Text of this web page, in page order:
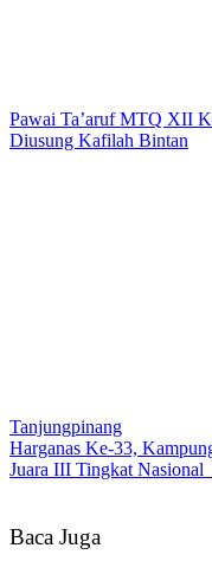
Pawai Ta’aruf MTQ XII
Diusung Kafilah Bintan
Tanjungpinang
Harganas Ke-33,
Juara III Tingkat Nasional
Baca Juga